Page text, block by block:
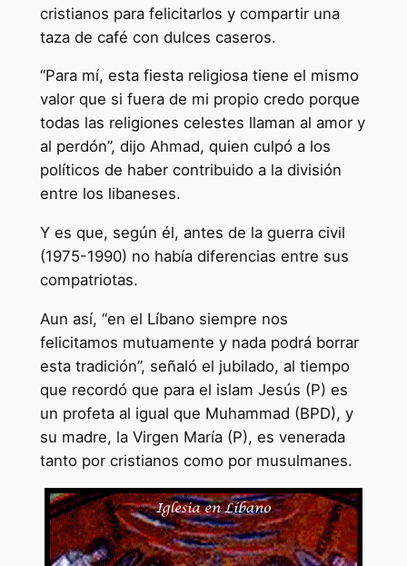
cristianos para felicitarlos y compartir una
taza de café con dulces caseros.
“Para mí, esta fiesta religiosa tiene el mismo
valor que si fuera de mi propio credo porque
todas las religiones celestes llaman al amor y
al perdón”, dijo Ahmad, quien culpó a los
políticos de haber contribuido a la división
entre los libaneses.
Y es que, según él, antes de la guerra civil
(1975-1990) no había diferencias entre sus
compatriotas.
Aun así, “en el Líbano siempre nos
felicitamos mutuamente y nada podrá borrar
esta tradición”, señaló el jubilado, al tiempo
que recordó que para el islam Jesús (P) es
un profeta al igual que Muhammad (BPD), y
su madre, la Virgen María (P), es venerada
tanto por cristianos como por musulmanes.